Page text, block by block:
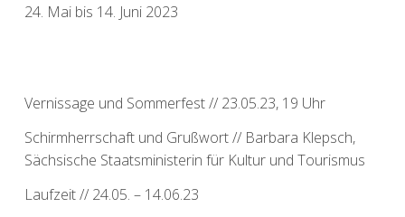
24. Mai bis 14. Juni 2023
Vernissage und Sommerfest // 23.05.23, 19 Uhr
Schirmherrschaft und Grußwort // Barbara Klepsch,
Sächsische Staatsministerin für Kultur und Tourismus
Laufzeit // 24.05. – 14.06.23